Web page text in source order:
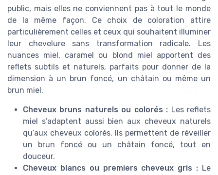
public, mais elles ne conviennent pas à tout le monde
de la même façon. Ce choix de coloration attire
particulièrement celles et ceux qui souhaitent illuminer
leur chevelure sans transformation radicale. Les
nuances miel, caramel ou blond miel apportent des
reflets subtils et naturels, parfaits pour donner de la
dimension à un brun foncé, un châtain ou même un
brun miel.
Cheveux bruns naturels ou colorés : Les reflets
miel s’adaptent aussi bien aux cheveux naturels
qu’aux cheveux colorés. Ils permettent de réveiller
un brun foncé ou un châtain foncé, tout en
douceur.
Cheveux blancs ou premiers cheveux gris : Le